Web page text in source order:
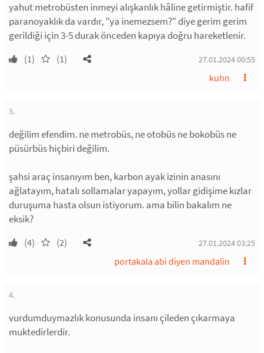
yahut metrobüsten inmeyi alışkanlık hâline getirmiştir. hafif
paranoyaklık da vardır, "ya inemezsem?" diye gerim gerim
gerildiği için 3-5 durak önceden kapıya doğru hareketlenir.
(1) (1) 27.01.2024 00:55
kuhn
3.
değilim efendim. ne metrobüs, ne otobüs ne bokobüs ne
püsürbüs hiçbiri değilim.
şahsi araç insanıyım ben, karbon ayak izinin anasını
ağlatayım, hatalı sollamalar yapayım, yollar gidişime kızlar
duruşuma hasta olsun istiyorum. ama bilin bakalım ne
eksik?
(4) (2) 27.01.2024 03:25
portakala abi diyen mandalin
4.
vurdumduymazlık konusunda insanı çileden çıkarmaya
muktedirlerdir.